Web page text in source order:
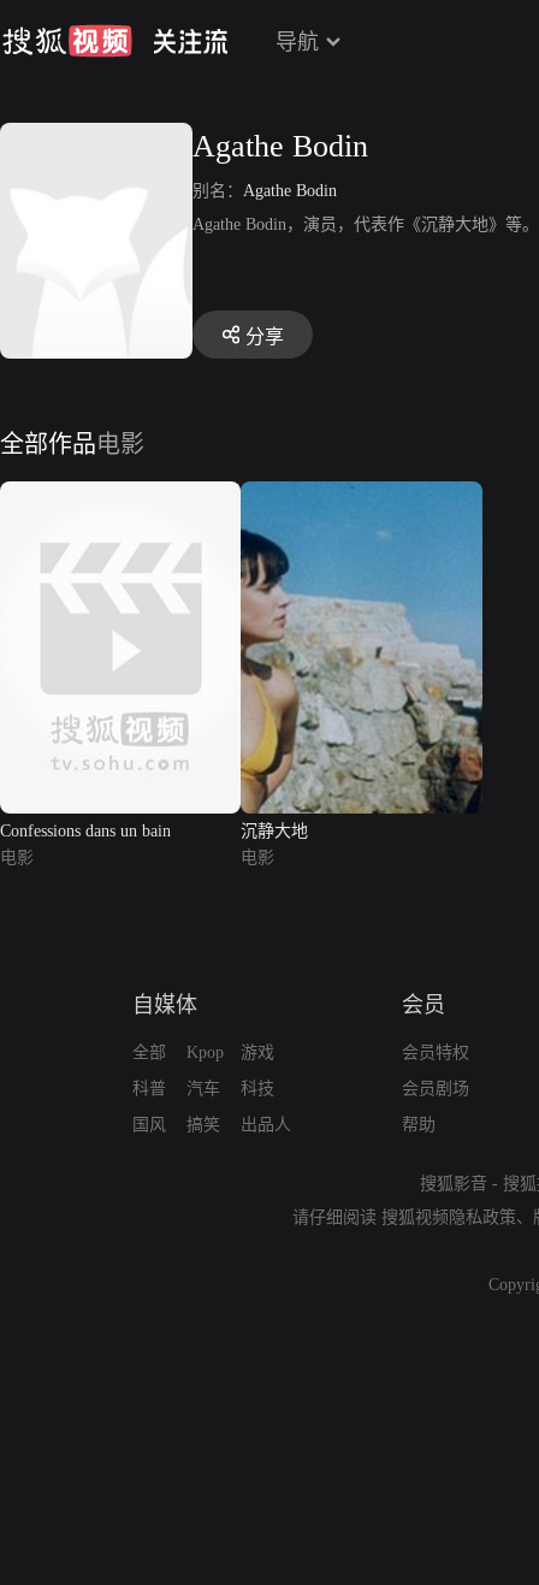
导航
Agathe Bodin
别名： Agathe Bodin
Agathe Bodin，演员，代表作《沉静大地》等。
分享
全部作品电影
Confessions dans un bain
电影
沉静大地
电影
自媒体
全部
科普
国风
Kpop
汽车
搞笑
游戏
科技
出品人
会员
会员特权
会员剧场
帮助
搜狐影音 - 搜
请仔细阅读 搜狐视频隐私政策、